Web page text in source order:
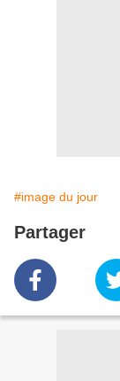
#image du jour
Partager